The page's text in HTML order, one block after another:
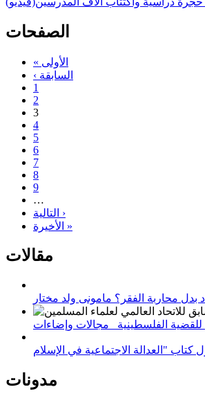
الصفحات
« الأولى
‹ السابقة
1
2
3
4
5
6
7
8
9
…
التالية ›
الأخيرة »
مقالات
محاربة الفقر؟ مامونى ولد مختار
للقضية الفلسطينية_ مجالات وإضاءات
مدونات